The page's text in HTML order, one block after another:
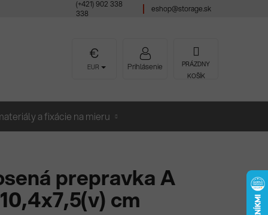
(+421) 902 338
338
eshop@storage.sk
EUR Prihlásenie NÁKUPNÝ
KOŠÍK
PRÁZDNY
KOŠÍK
a fixácie na mieru
prepravka A
cm